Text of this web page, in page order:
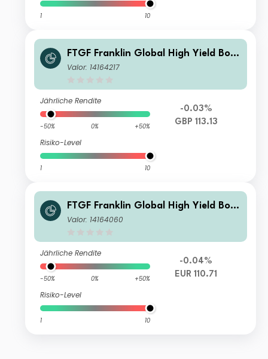
1 10
FTGF Franklin Global High Yield Bon
d Fund Premier Class GBP (Hedged)
Valor: 14164217
Jährliche Rendite
-50% 0% +50%
Risiko-Level
1 10
-0.03%
GBP 113.13
FTGF Franklin Global High Yield Bon
d Fund Class P2 Euro (Hedged) Accu
Valor: 14164060
Jährliche Rendite
-50% 0% +50%
Risiko-Level
1 10
-0.04%
EUR 110.71